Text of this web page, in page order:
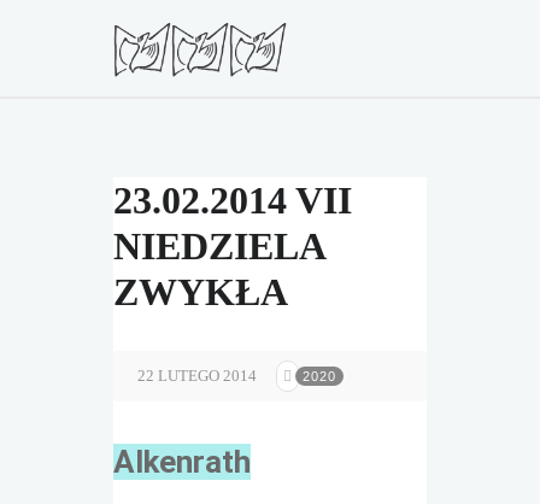
23.02.2014 VII
NIEDZIELA
ZWYKŁA
22 LUTEGO 2014 2020
Alkenrath